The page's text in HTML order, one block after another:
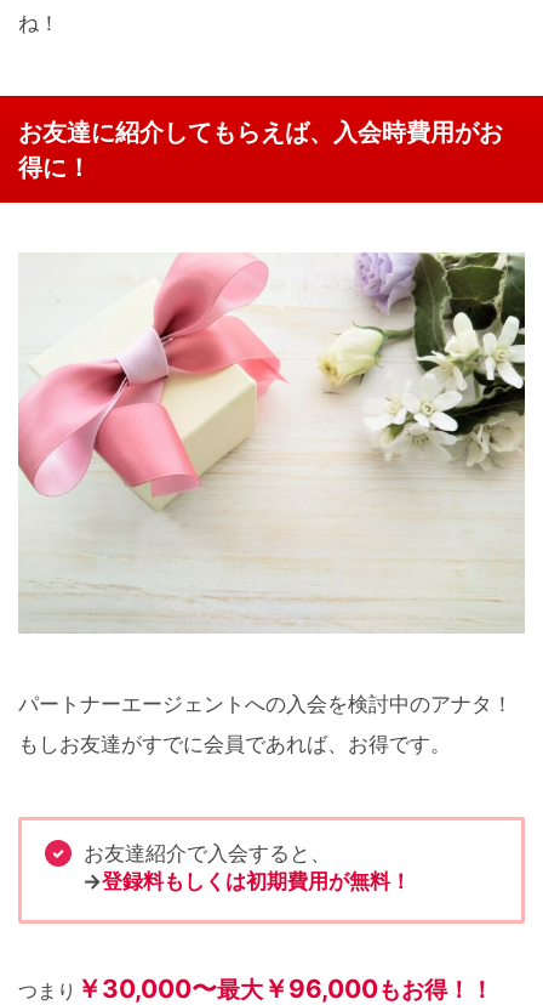
ね！
お友達に紹介してもらえば、入会時費用がお
得に！
パートナーエージェントへの入会を検討中のアナタ！
もしお友達がすでに会員であれば、お得です。
お友達紹介で入会すると、
→登録料もしくは初期費用が無料！
つまり ￥30,000〜最大 ￥96,000もお得！！